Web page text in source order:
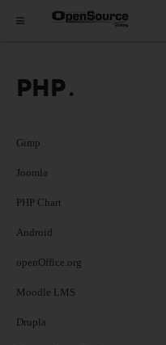
HOME
ข่าว
อบรม
DOWNLOAD
PHP
Gimp
Joomla
PHP Chart
Android
openOffice.org
Moodle LMS
Drupla